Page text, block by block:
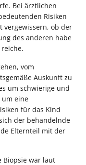
Bei ärztlichen
Risiken
vergewissern, ob der
des anderen habe
vom
Auskunft zu
um schwierige und
um eine
für das Kind
der behandelnde
Elternteil mit der
Biopsie war laut